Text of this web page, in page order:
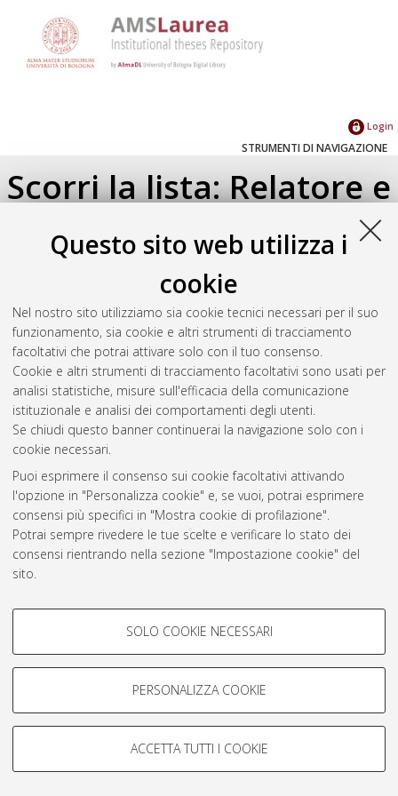
Questo sito web utilizza i
cookie
Nel nostro sito utilizziamo sia cookie tecnici necessari per il suo
funzionamento, sia cookie e altri strumenti di tracciamento
facoltativi che potrai attivare solo con il tuo consenso.
Cookie e altri strumenti di tracciamento facoltativi sono usati per
analisi statistiche, misure sull'efficacia della comunicazione
istituzionale e analisi dei comportamenti degli utenti.
Se chiudi questo banner continuerai la navigazione solo con i
cookie necessari.
Puoi esprimere il consenso sui cookie facoltativi attivando
l'opzione in "Personalizza cookie" e, se vuoi, potrai esprimere
consensi più specifici in "Mostra cookie di profilazione".
Potrai sempre rivedere le tue scelte e verificare lo stato dei
consensi rientrando nella sezione "Impostazione cookie" del
sito.
COOKIE DI PROFILAZIONE -
Si tratta di cookie utilizzati per analizzare le caratteristiche della
navigazione degli utenti, creare profili in base al loro comportamento
Mostra cookie di profilazione
COOKIE TECNICI - NECESSARI
SOLO COOKIE NECESSARI
PERSONALIZZA COOKIE
ACCETTA TUTTI I COOKIE
Login
STRUMENTI DI NAVIGAZIONE
Scorri la lista: Relatore e
Correlatore
Seleziona un valore dall'elenco sottostante.
2024(2)
Atom
Rss 1.0
Rss 2.0
AMS Laurea
Servizio implementato e gestito da AlmaDL
Impostazioni Cookie
© ALMA MATER STUDIORUM - Università di Bologna, 2007-2026.